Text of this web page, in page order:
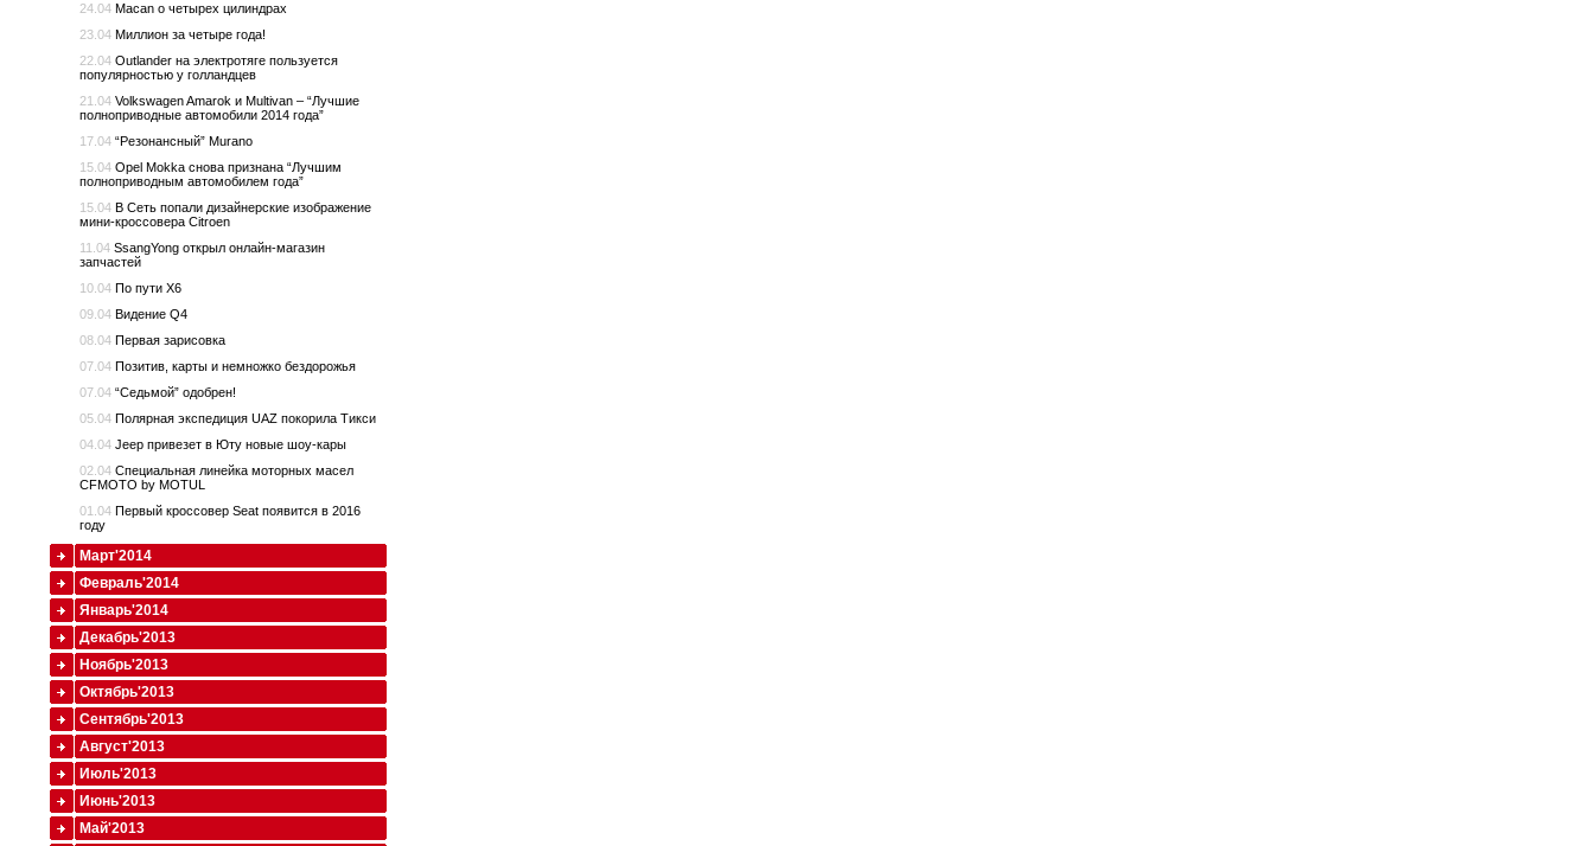
24.04 Macan о четырех цилиндрах
23.04 Миллион за четыре года!
22.04 Outlander на электротяге пользуется
популярностью у голландцев
21.04 Volkswagen Amarok и Multivan – “Лучшие
полноприводные автомобили 2014 года”
17.04 “Резонансный” Murano
15.04 Opel Mokka снова признана “Лучшим
полноприводным автомобилем года”
15.04 В Сеть попали дизайнерские изображение
мини-кроссовера Citroen
11.04 SsangYong открыл онлайн-магазин
запчастей
10.04 По пути X6
09.04 Видение Q4
08.04 Первая зарисовка
07.04 Позитив, карты и немножко бездорожья
07.04 “Седьмой” одобрен!
05.04 Полярная экспедиция UAZ покорила Тикси
04.04 Jeep привезет в Юту новые шоу-кары
02.04 Специальная линейка моторных масел
CFMOTO by MOTUL
01.04 Первый кроссовер Seat появится в 2016
году
Март'2014
Февраль'2014
Январь'2014
Декабрь'2013
Ноябрь'2013
Октябрь'2013
Сентябрь'2013
Август'2013
Июль'2013
Июнь'2013
Май'2013